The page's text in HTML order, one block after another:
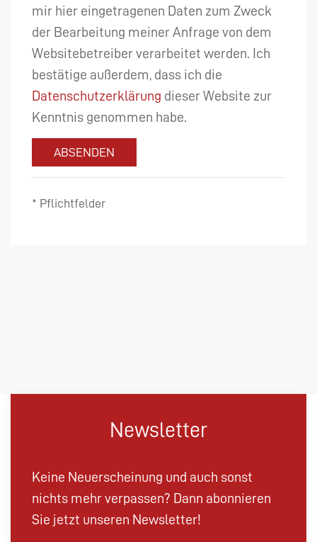
mir hier eingetragenen Daten zum Zweck
der Bearbeitung meiner Anfrage von dem
Websitebetreiber verarbeitet werden. Ich
bestätige außerdem, dass ich die
Datenschutzerklärung dieser Website zur
Kenntnis genommen habe.
ABSENDEN
* Pflichtfelder
Newsletter
Keine Neuerscheinung und auch sonst
nichts mehr verpassen? Dann abonnieren
Sie jetzt unseren Newsletter!